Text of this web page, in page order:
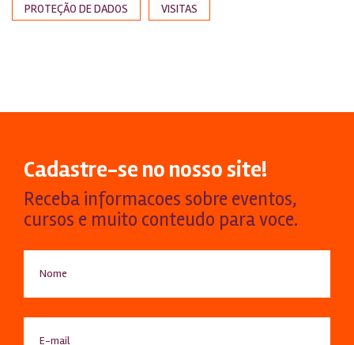
PROTEÇÃO DE DADOS VISITAS
Cadastre-se no nosso site!
Receba informacoes sobre eventos,
cursos e muito conteudo para voce.